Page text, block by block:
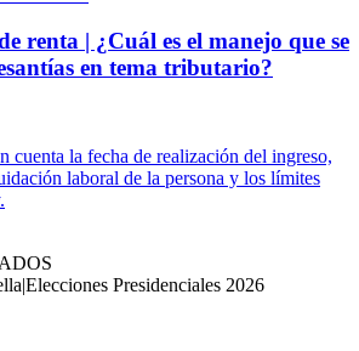
renta | ¿Cuál es el manejo que se
en tema tributario?
cuenta la fecha de realización del ingreso,
laboral de la persona y los límites
|Elecciones Presidenciales 2026